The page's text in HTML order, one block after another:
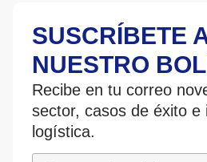
SUSCRÍBETE
NUESTRO
Recibe en tu correo
sector, casos de éxito e
logística.